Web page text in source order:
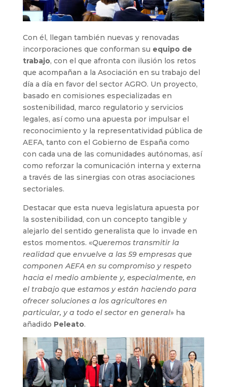
Con él, llegan también nuevas y renovadas
incorporaciones que conforman su equipo de
trabajo, con el que afronta con ilusión los retos
que acompañan a la Asociación en su trabajo del
día a día en favor del sector AGRO. Un proyecto,
basado en comisiones especializadas en
sostenibilidad, marco regulatorio y servicios
legales, así como una apuesta por impulsar el
reconocimiento y la representatividad pública de
AEFA, tanto con el Gobierno de España como
con cada una de las comunidades autónomas, así
como reforzar la comunicación interna y externa
a través de las sinergias con otras asociaciones
sectoriales.
Destacar que esta nueva legislatura apuesta por
la sostenibilidad, con un concepto tangible y
alejarlo del sentido generalista que lo invade en
estos momentos. «Queremos transmitir la
realidad que envuelve a las 59 empresas que
componen AEFA en su compromiso y respeto
hacia el medio ambiente y, especialmente, en
el trabajo que estamos y están haciendo para
ofrecer soluciones a los agricultores en
particular, y a todo el sector en general» ha
añadido Peleato.